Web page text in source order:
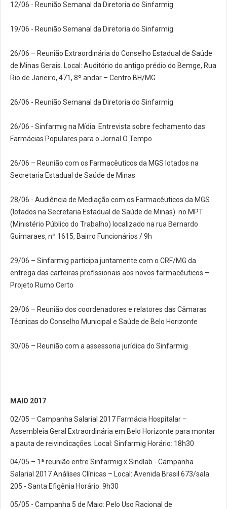
12/06 - Reunião Semanal da Diretoria do Sinfarmig
19/06 - Reunião Semanal da Diretoria do Sinfarmig
26/06 – Reunião Extraordinária do Conselho Estadual de Saúde
de Minas Gerais. Local: Auditório do antigo prédio do Bemge, Rua
Rio de Janeiro, 471, 8º andar – Centro BH/MG
26/06 - Reunião Semanal da Diretoria do Sinfarmig
26/06 - Sinfarmig na Mídia: Entrevista sobre fechamento das
Farmácias Populares para o Jornal O Tempo
26/06 – Reunião com os Farmacêuticos da MGS lotados na
Secretaria Estadual de Saúde de Minas
28/06 - Audiência de Mediação com os Farmacêuticos da MGS
(lotados na Secretaria Estadual de Saúde de Minas) no MPT
(Ministério Público do Trabalho) localizado na rua Bernardo
Guimaraes, nº 1615, Bairro Funcionários / 9h
29/06 – Sinfarmig participa juntamente com o CRF/MG da
entrega das carteiras profissionais aos novos farmacêuticos –
Projeto Rumo Certo
29/06 – Reunião dos coordenadores e relatores das Câmaras
Técnicas do Conselho Municipal e Saúde de Belo Horizonte
30/06 – Reunião com a assessoria jurídica do Sinfarmig
MAIO 2017
02/05 – Campanha Salarial 2017 Farmácia Hospitalar –
Assembleia Geral Extraordinária em Belo Horizonte para montar
a pauta de reivindicações. Local: Sinfarmig Horário: 18h30
04/05 – 1ª reunião entre Sinfarmig x Sindlab - Campanha
Salarial 2017 Análises Clínicas – Local: Avenida Brasil 673/sala
205 - Santa Efigênia Horário: 9h30
05/05 - Campanha 5 de Maio: Pelo Uso Racional de